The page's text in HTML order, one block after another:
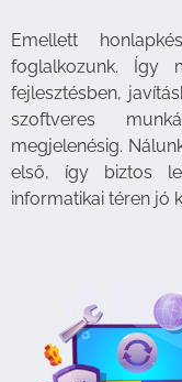
Emellett
foglalkozunk. Így
fejlesztésben,
szoftveres
megjelenésig.
első, így biztos
informatikai téren jó